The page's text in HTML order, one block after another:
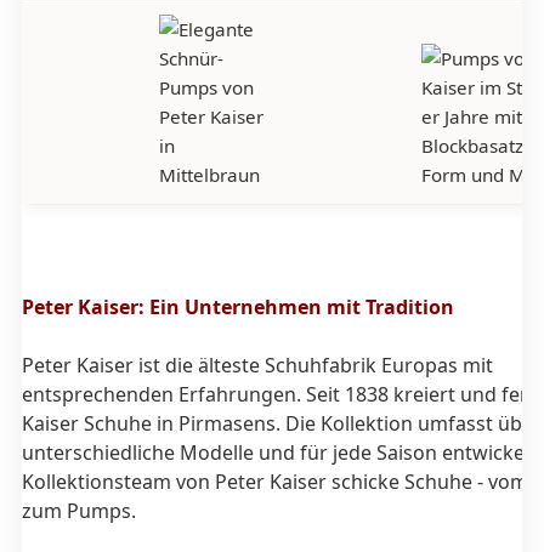
Peter Kaiser: Ein Unternehmen mit Tradition
Peter Kaiser ist die älteste Schuhfabrik Europas mit
entsprechenden Erfahrungen. Seit 1838 kreiert und
Kaiser Schuhe in Pirmasens. Die Kollektion umfasst
unterschiedliche Modelle und für jede Saison entwickelt
Kollektionsteam von Peter Kaiser schicke Schuhe - vom
zum Pumps.